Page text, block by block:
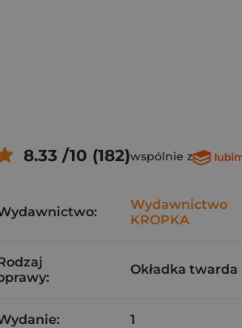
8.33 /10 (182)wspólnie z
Wydawnictwo
KROPKA
Okładka twarda
1